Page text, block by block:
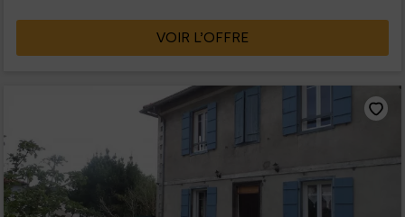
VOIR L’OFFRE